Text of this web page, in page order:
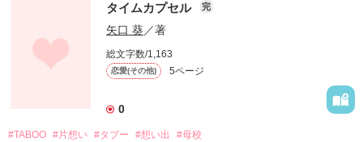
沢  あこ様
感想ありがとうございます(o^∀^o)
愛している人がいるのに…
忘れられない人がいる
タイムカプセル 完
矢口 葵／著
総文字数/1,163
恋愛(その他) 5ページ
0
#TABOO #片想い #タブー #想い出 #母校